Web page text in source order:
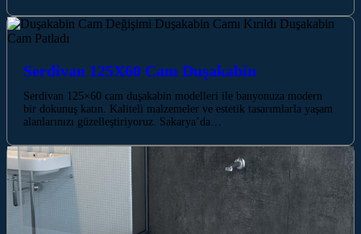
Serdivan 125X60 Cam Duşakabin
Serdivan 125×60 cam duşakabin modelleri ile banyonuza modern
bir dokunuş katın. Kaliteli malzemeler ve estetik tasarımlarla yaşam
alanlarınızı güzelleştiriyoruz. Sakarya’da…